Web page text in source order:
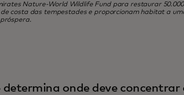
Nature-World Wildlife Fund para restaurar
costa das tempestades e proporcionam habitat a
determina onde deve concentrar